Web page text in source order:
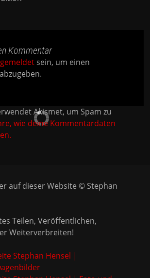
Kommentar
sein, um einen
Akismet, um Spam zu
wie deine Kommentardaten
auf dieser Website © Stephan
Teilen, Veröffentlichen,
Weiterverbreiten!
Stephan Hensel |